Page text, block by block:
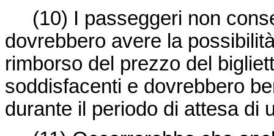
(10) I passeggeri non
dovrebbero avere la
rimborso del prezzo del
soddisfacenti e dovrebbero
durante il periodo di attesa di